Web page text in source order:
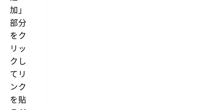
加」
部分
をク
リッ
クし
てリ
ンク
を貼